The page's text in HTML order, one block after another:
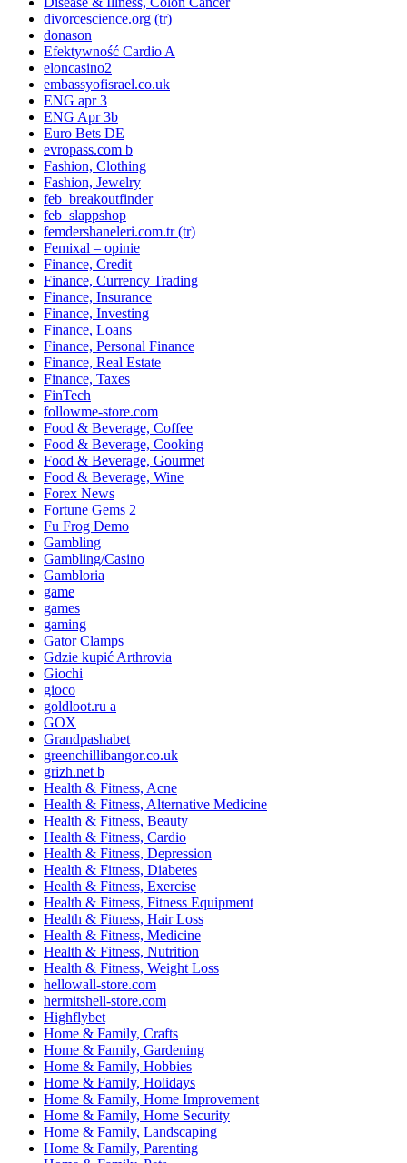
divorcescience.org (tr)
donason
Efektywność Cardio A
eloncasino2
embassyofisrael.co.uk
ENG apr 3
ENG Apr 3b
Euro Bets DE
evropass.com b
Fashion, Clothing
Fashion, Jewelry
feb_breakoutfinder
feb_slappshop
femdershaneleri.com.tr (tr)
Femixal – opinie
Finance, Credit
Finance, Currency Trading
Finance, Insurance
Finance, Investing
Finance, Loans
Finance, Personal Finance
Finance, Real Estate
Finance, Taxes
FinTech
followme-store.com
Food & Beverage, Coffee
Food & Beverage, Cooking
Food & Beverage, Gourmet
Food & Beverage, Wine
Forex News
Fortune Gems 2
Fu Frog Demo
Gambling
Gambling/Casino
Gambloria
game
games
gaming
Gator Clamps
Gdzie kupić Arthrovia
Giochi
gioco
goldloot.ru a
GOX
Grandpashabet
greenchillibangor.co.uk
grizh.net b
Health & Fitness, Acne
Health & Fitness, Alternative Medicine
Health & Fitness, Beauty
Health & Fitness, Cardio
Health & Fitness, Depression
Health & Fitness, Diabetes
Health & Fitness, Exercise
Health & Fitness, Fitness Equipment
Health & Fitness, Hair Loss
Health & Fitness, Medicine
Health & Fitness, Nutrition
Health & Fitness, Weight Loss
hellowall-store.com
hermitshell-store.com
Highflybet
Home & Family, Crafts
Home & Family, Gardening
Home & Family, Hobbies
Home & Family, Holidays
Home & Family, Home Improvement
Home & Family, Home Security
Home & Family, Landscaping
Home & Family, Parenting